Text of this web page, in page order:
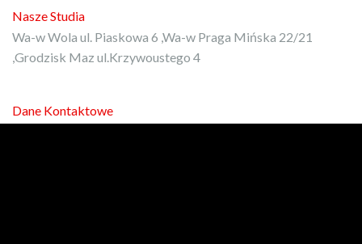
Nasze Studia
Wa-w Wola ul. Piaskowa 6 ,Wa-w Praga Mińska 22/21
,Grodzisk Maz ul.Krzywoustego 4
Dane Kontaktowe